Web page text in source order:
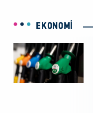
EKONOMİ